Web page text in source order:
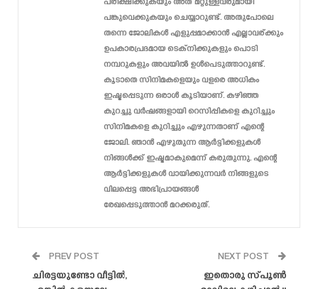
പങ്കുവെക്കുകയും ചെയ്യാറുണ്ട്. അതുപോലെ
തന്നെ ജോലികൾ എളുപ്പമാക്കാൻ എല്ലാവര്ക്കും
ഉപകാരപ്രദമായ ടെക്‌നിക്കുകളും പൊടി
നമ്പറുകളും അവയിൽ ഉൾപെടുത്താറുണ്ട്.
കൂടാതെ സിനിമകളെയും വളരെ അധികം
ഇഷ്ടപ്പെടുന്ന ഒരാൾ കൂടിയാണ്. കഴിഞ്ഞ
കുറച്ചു വർഷങ്ങളായി റെസിപ്പികളെ കുറിച്ചും
സിനിമകളെ കുറിച്ചും എഴുന്നതാണ് എന്റെ
ജോലി. ഞാൻ എഴുതുന്ന ആർട്ടിക്കളുകൾ
നിങ്ങൾക്ക് ഇഷ്ടമാകുമെന്ന് കരുതുന്നു. എന്റെ
ആർട്ടിക്കളുകൾ വായിക്കുന്നവർ നിങ്ങളുടെ
വിലപ്പെട്ട അഭിപ്രായങ്ങൾ
രേഖപ്പെടുത്താൻ മറക്കരുത്.
PREV POST
ചിരട്ടയുണ്ടോ വീട്ടിൽ,
NEXT POST
ഇതൊരു സ്പൂൺ